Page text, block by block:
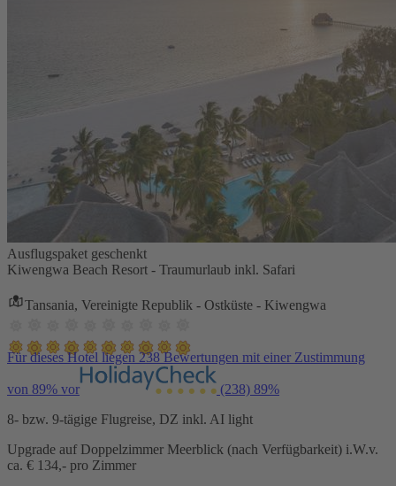
Ausflugspaket geschenkt
Kiwengwa Beach Resort - Traumurlaub inkl. Safari
Tansania, Vereinigte Republik - Ostküste - Kiwengwa
Für dieses Hotel liegen 238 Bewertungen mit einer Zustimmung
von 89% vor (238) 89%
8- bzw. 9-tägige Flugreise, DZ inkl. AI light
Upgrade auf Doppelzimmer Meerblick (nach Verfügbarkeit) i.W.v.
ca. € 134,- pro Zimmer